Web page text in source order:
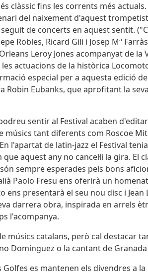
clàssic fins les corrents més
del naixement d'aquest
de concerts en aquest sentit.
Robles, Ricard Gili i Josep Mª
Leroy Jones acompanyat de la
actuacions de la històrica
especial per a aquesta edició
Robin Eubanks, que aprofitant la
sentir al Festival acaben
músics tant diferents com Roscoe
l'apartat de latin-jazz el Festival
aquest any no cancel·li la gira. El
sempre esperades pels bons
Paolo Fresu ens oferirà un
ens presentarà el seu nou disc i Jean
darrera obra, inspirada en arrels
l'acompanya.
músics catalans, però cal destacar
Domínguez o la cantant de Granada
Golfes es mantenen els divendres a